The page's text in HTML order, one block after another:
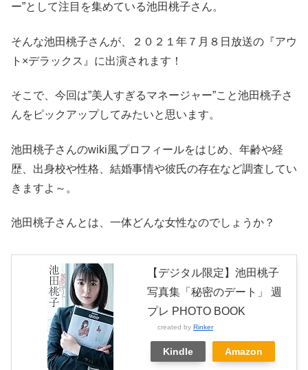
ー”として注目を集めている池田桃子さん。
そんな池田桃子さんが、２０２１年７月８日放送の『アウ
ト×デラックス』に出演されます！
そこで、今回は”美人すぎるマネージャー”こと池田桃子さ
んをピックアップしてみたいと思います。
池田桃子さんのwiki風プロフィールをはじめ、年齢や経
歴、出身校や性格、結婚事情や彼氏の存在など調査してい
きますよ～。
池田桃子さんとは、一体どんな女性なのでしょうか？
【デジタル限定】池田桃子
写真集「秘密のデート」 週
プレ PHOTO BOOK
created by Rinker
Kindle Amazon